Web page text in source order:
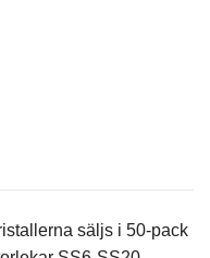
säljs i 50-pack